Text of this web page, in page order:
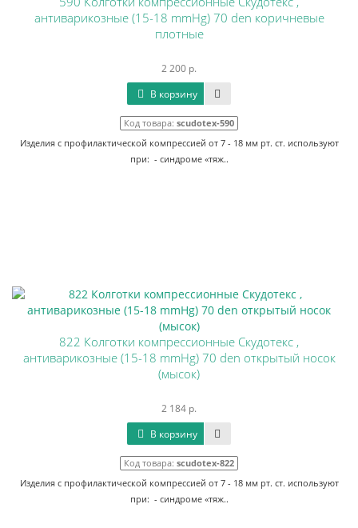
антиварикозные (15-18 mmHg) 70 den коричневые
плотные
2 200 р.
В корзину
Код товара: scudotex-590
Изделия с профилактической компрессией от 7 - 18 мм рт. ст. используют
при: - синдроме «тяж..
822 Колготки компрессионные Скудотекс ,
антиварикозные (15-18 mmHg) 70 den открытый носок
(мысок)
2 184 р.
В корзину
Код товара: scudotex-822
Изделия с профилактической компрессией от 7 - 18 мм рт. ст. используют
при: - синдроме «тяж..